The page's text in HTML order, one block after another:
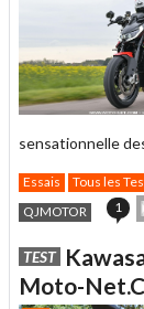
sensationnelle
Essais Tous les
QJMOTOR
1
à
TEST
Moto-